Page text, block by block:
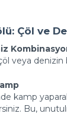
Çöl ve
çöl veya
kamp
Bu,